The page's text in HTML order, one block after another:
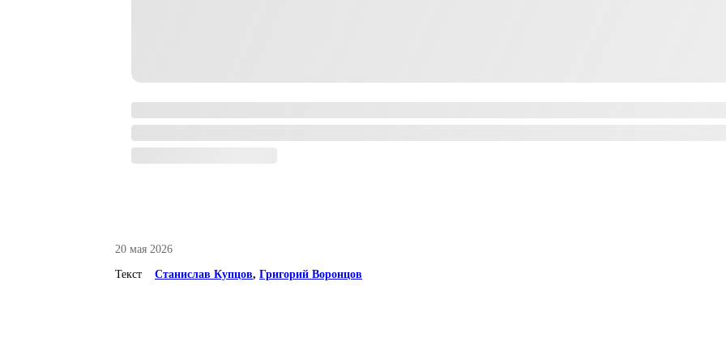
20 мая 2026
Текст Станислав Купцов, Григорий Воронцов